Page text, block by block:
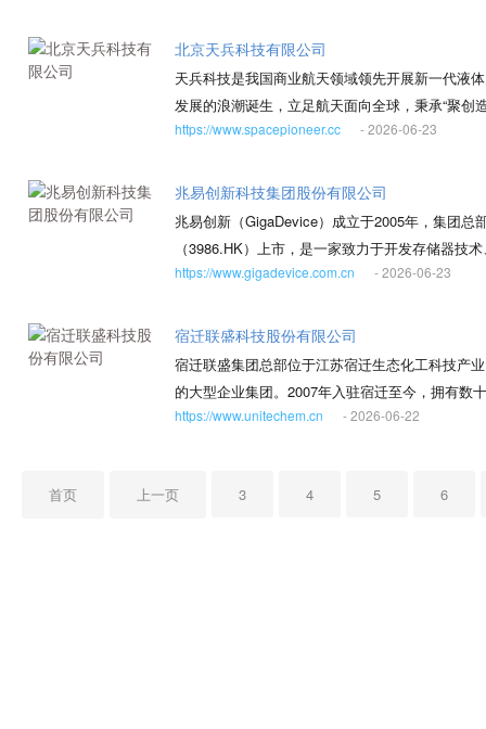
科技现代化中药企业，坚持继承和发扬同仁堂皇
特，选料上乘，工艺精湛，疗效显著”的制药特
备多、产品质量好而著称。同仁堂科技所有生产
的生产线，公司还早在2003 年即通过了IS09001
份有限公司提高了产品科技含量，注重二次科研
流化床造粒、全提取浓缩、超微粉碎等新工艺新
囊剂型等新产品，拥有先进的片剂、软胶囊、
至尊的经营理念。 公司未来将继续致力于传统
北京天兵科技有限公司
天兵科技是我国商业航天领域领先开展新一代液
发展的浪潮诞生，立足航天面向全球，秉承“聚创
志让更快、更远、更经济的轨道运输，洲际运输
历的人员占比95%，凝聚了大量行业顶尖人才和
兵科技将以北京火箭研发中心、西安动力研发中
产品发展战略布局，“三大中心五大平台”的航天
市场网络，立志为中华民族伟大复兴和全球太空
https://www.spacepioneer.cc - 2026-06-23
兆易创新科技集团股份有限公司
兆易创新（GigaDevice）成立于2005年，集团总
（3986.HK）上市，是一家致力于开发存储器技
海、深圳、合肥、西安、成都、苏州、香港和新
https://www.gigadevice.com.cn - 2026-06-23
宿迁联盛科技股份有限公司
宿迁联盛集团总部位于江苏宿迁生态化工科技产
的大型企业集团。2007年入驻宿迁至今，拥有数
于为客户提供防老化解决方案。专业生产以光稳
室、省博士后创新实践基地、省工程技术研究中
https://www.unitechem.cn - 2026-06-22
首页 上一页 3 4 5 6